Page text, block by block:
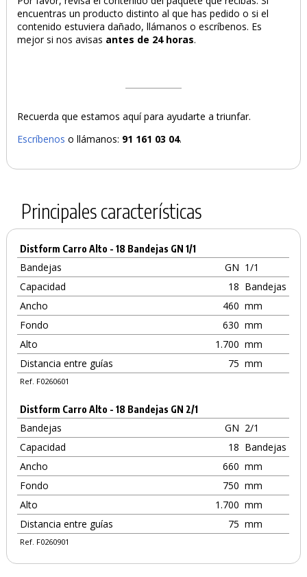
encuentras un producto distinto al que has pedido o si el
contenido estuviera dañado, llámanos o escríbenos. Es
mejor si nos avisas antes de 24 horas.
Recuerda que estamos aquí para ayudarte a triunfar.
Escríbenos o llámanos: 91 161 03 04.
Principales características
Distform Carro Alto - 18 Bandejas GN 1/1
Bandejas GN 1/1
Capacidad
18 Bandejas
Ancho
460 mm
Fondo
630 mm
Alto
1.700 mm
Distancia entre guías
75 mm
Ref. F0260601
Distform Carro Alto - 18 Bandejas GN 2/1
Bandejas GN 2/1
Capacidad
18 Bandejas
Ancho
660 mm
Fondo
750 mm
Alto
1.700 mm
Distancia entre guías
75 mm
Ref. F0260901